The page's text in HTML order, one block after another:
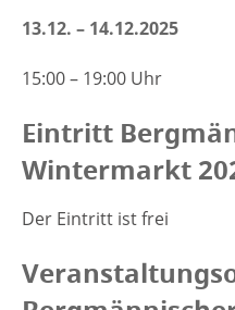
13.12. – 14.12.2025
15:00 – 19:00 Uhr
Eintritt
Wintermarkt
Der Eintritt ist frei